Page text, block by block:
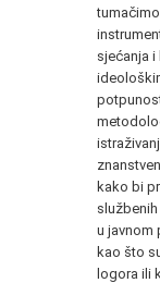
sjećanja
kako bi
u javnom
kao što
logora ili